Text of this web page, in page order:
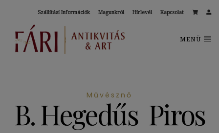
Szállítási Információk Magunkról Hírlevél Kapcsolat
MENÜ
Művésznő
B. Hegedűs Piros